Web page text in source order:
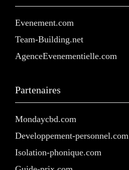
Evenement.com
Team-Building.net
AgenceEvenementielle.com
Partenaires
Mondaycbd.com
Developpement-personnel.com
Isolation-phonique.com